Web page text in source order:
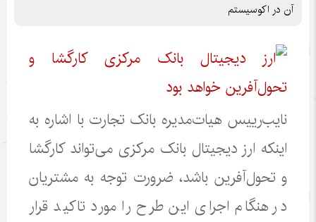
آن در اکوسیستم
نایب‌رییس هیات‌مدیره بانک تجارت با اشاره به
اینکه ارز دیجیتال بانک مرکزی می‌تواند کارگشا
و تحول‌آفرین باشد، ضرورت توجه به مشتریان
در هنگام اجرای این طرح را مورد تاکید قرار